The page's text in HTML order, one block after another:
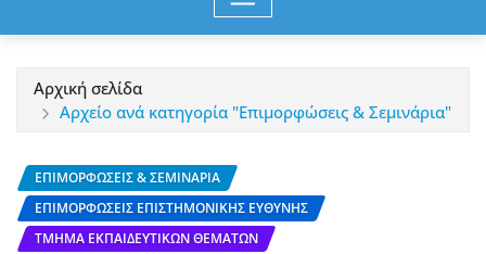
Αρχική σελίδα
Αρχείο ανά κατηγορία "Επιμορφώσεις & Σεμινάρια"
ΕΠΙΜΟΡΦΏΣΕΙΣ & ΣΕΜΙΝΆΡΙΑ
ΕΠΙΜΟΡΦΏΣΕΙΣ ΕΠΙΣΤΗΜΟΝΙΚΉΣ ΕΥΘΎΝΗΣ
ΤΜΉΜΑ ΕΚΠΑΙΔΕΥΤΙΚΏΝ ΘΕΜΆΤΩΝ